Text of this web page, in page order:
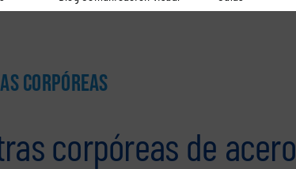
CORPÓREAS
corpóreas de acero